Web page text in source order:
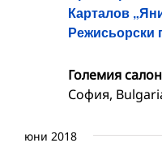
Карталов
Режисьорски
Големия
София,
юни 2018